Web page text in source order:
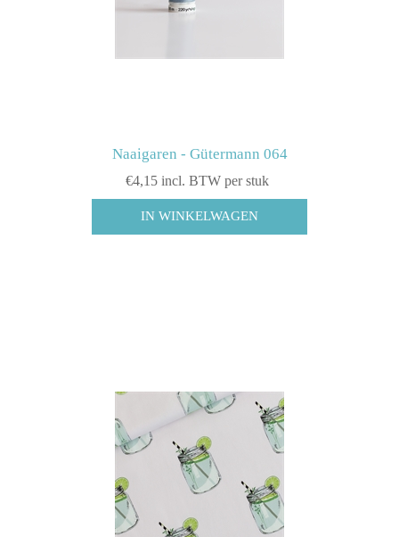
Naaigaren - Gütermann 064
€4,15 incl. BTW per stuk